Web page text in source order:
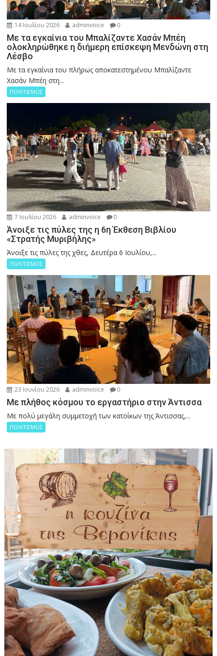
14 Ιουλίου 2026 adminvoice 0
Με τα εγκαίνια του Μπαλίζαντε Χασάν Μπέη
ολοκληρώθηκε η διήμερη επίσκεψη Μενδώνη στη
Λέσβο
Με τα εγκαίνια του πλήρως αποκατεστημένου Μπαλίζαντε
Χασάν Μπέη στη...
ΠΟΛΙΤΙΣΜΟΣ
7 Ιουλίου 2026 adminvoice 0
Άνοιξε τις πύλες της η 6η Έκθεση Βιβλίου
«Στρατής Μυριβήλης»
Άνοιξε τις πύλες της χθες, Δευτέρα 6 Ιουλίου,...
ΠΟΛΙΤΙΣΜΟΣ
23 Ιουνίου 2026 adminvoice 0
Με πλήθος κόσμου το εργαστήριο στην Άντισσα
Με πολύ μεγάλη συμμετοχή των κατοίκων της Άντισσας,...
ΠΟΛΙΤΙΣΜΟΣ